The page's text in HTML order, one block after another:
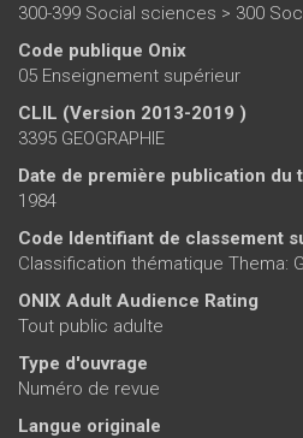
300-399 Social sciences > 300
Code publique Onix
05 Enseignement supérieur
CLIL (Version 2013-2019 )
3395 GEOGRAPHIE
Date de première publication du
1984
Code Identifiant de classement
Classification thématique Thema:
ONIX Adult Audience Rating
Tout public adulte
Type d'ouvrage
Numéro de revue
Langue originale